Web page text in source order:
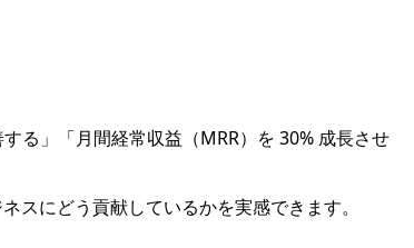
る」「月間経常収益（MRR）を 30% 成長させ
にどう貢献しているかを実感できます。